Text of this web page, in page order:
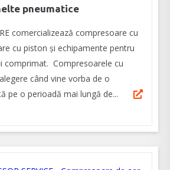
pneumatice
comercializează compresoare cu
cu piston şi echipamente pentru
comprimat. Compresoarele cu
când vine vorba de o
pe o perioadă mai lungă de...